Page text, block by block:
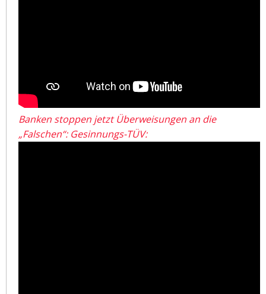
Banken stoppen jetzt Überweisungen an die
„Falschen“: Gesinnungs-TÜV: